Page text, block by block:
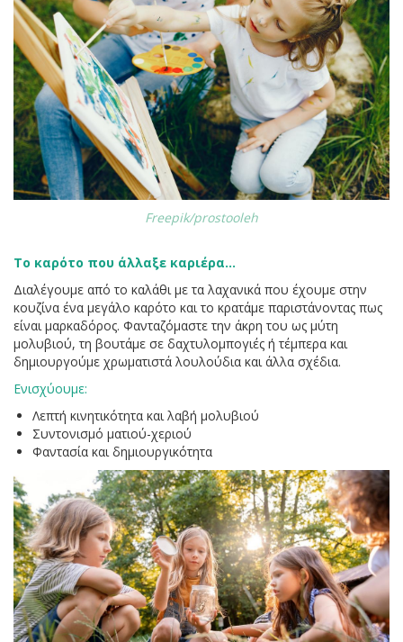
Freepik/prostooleh
Το καρότο που άλλαξε καριέρα...
Διαλέγουμε από το καλάθι με τα λαχανικά που έχουμε στην
κουζίνα ένα μεγάλο καρότο και το κρατάμε παριστάνοντας πως
είναι μαρκαδόρος. Φανταζόμαστε την άκρη του ως μύτη
μολυβιού, τη βουτάμε σε δαχτυλομπογιές ή τέμπερα και
δημιουργούμε χρωματιστά λουλούδια και άλλα σχέδια.
Ενισχύουμε:
Λεπτή κινητικότητα και λαβή μολυβιού
Συντονισμό ματιού-χεριού
Φαντασία και δημιουργικότητα